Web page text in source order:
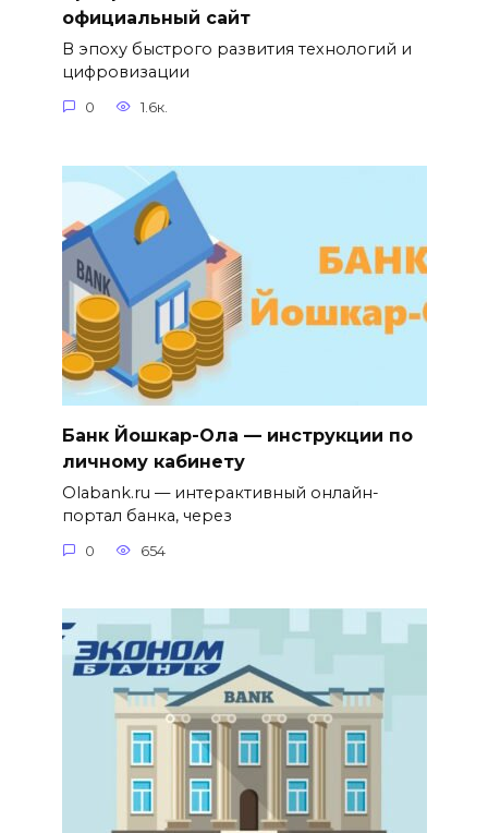
официальный сайт
В эпоху быстрого развития технологий и
цифровизации
0 1.6к.
Банк Йошкар-Ола — инструкции по
личному кабинету
Olabank.ru — интерактивный онлайн-
портал банка, через
0 654